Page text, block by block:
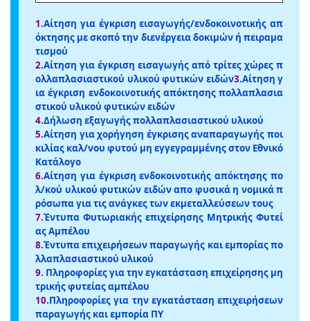
1.Αίτηση για έγκριση εισαγωγής/ενδοκοινοτικής απ
όκτησης με σκοπό την διενέργεια δοκιμών ή πειραμα
τισμού
2.Αίτηση για έγκριση εισαγωγής από τρίτες χώρες π
ολλαπλασιαστικού υλικού φυτικών ειδών3.Αίτηση γ
ια έγκριση ενδοκοινοτικής απόκτησης πολλαπλασια
στικού υλικού φυτικών ειδών
4.Δήλωση εξαγωγής πολλαπλασιαστικού υλικού
5.Αίτηση για χορήγηση έγκρισης αναπαραγωγής ποι
κιλίας καλ/νου φυτού μη εγγεγραμμένης στον Εθνικό
Κατάλογο
6.Αίτηση για έγκριση ενδοκοινοτικής απόκτησης πο
λ/κού υλικού φυτικών ειδών απο φυσικά η νομικά π
ρόσωπα για τις ανάγκες των εκμεταλλεύσεων τους
7.Έντυπα Φυτωριακής επιχείρησης Μητρικής Φυτεί
ας Αμπέλου
8.Έντυπα επιχειρήσεων παραγωγής και εμπορίας πο
λλαπλασιαστικού υλικού
9. Πληροφορίες για την εγκατάσταση επιχείρησης μη
τρικής φυτείας αμπέλου
10.Πληροφορίες για την εγκατάσταση επιχειρήσεων
παραγωγής και εμπορία ΠΥ